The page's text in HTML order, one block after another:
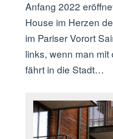
Anfang 2022
House im Herzen
im Pariser Vorort
links, wenn man
fährt in die Stadt…